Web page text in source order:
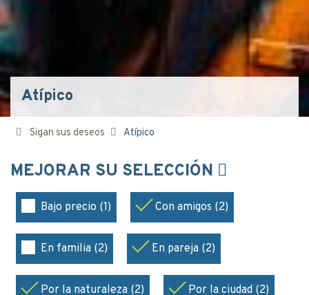
Atípico
Sigan sus deseos Atípico
MEJORAR SU SELECCIÓN
Bajo precio (1) Con amigos (2)
En familia (2) En pareja (2)
Por la naturaleza (2) Por la ciudad (2)